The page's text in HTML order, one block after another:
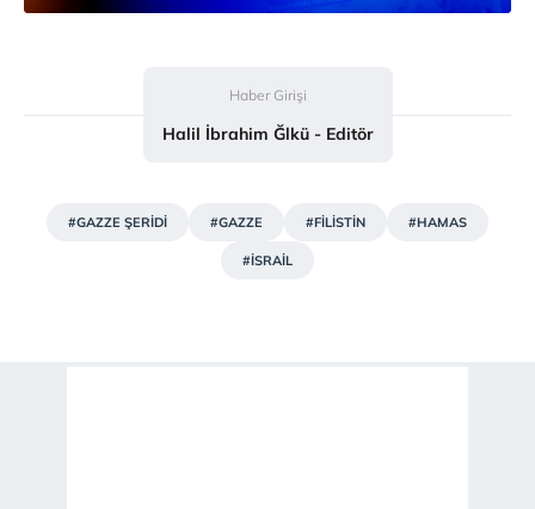
Haber Girişi
Halil İbrahim Ğlkü - Editör
#GAZZE ŞERİDİ #GAZZE #FİLİSTİN #HAMAS
#İSRAİL